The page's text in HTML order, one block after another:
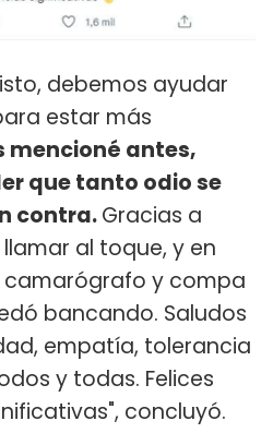
debemos ayudar
estar más
mencioné antes,
que tanto odio se
contra.Gracias a
al toque, y en
camarógrafo y compa
bancando. Saludos
empatía, tolerancia
y todas. Felices
concluyó.